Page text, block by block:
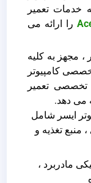
کلیه خدمات تعمیر
را ارائه می
مجهز به کلیه
کامپیوتر
تعمیر
می دهد.
ایسر شامل
منبع تغذیه و
مادربرد ،